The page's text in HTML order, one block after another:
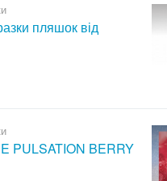
пляшок від
PULSATION BERRY